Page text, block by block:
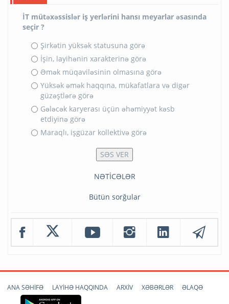
İT mütəxəssislər iş yerlərini hansı meyarlar əsasında
seçir ?
Şirkətin yüksək statusuna görə
İşin, layihənin xarakterinə görə
Əmək müqaviləsinin olmasına görə
Yüksək əmək haqqına, mükafatlara və digər
güzəştlərə görə
Gələcək karyerası üçün əhəmiyyət kəsb
etdiyinə görə
Maraqlı, işgüzar kollektivə görə
NƏTİCƏLƏR
Bütün sorğular
ANA SƏHİFƏ LAYİHƏ HAQQINDA ARXİV XƏBƏRLƏR ƏLAQƏ